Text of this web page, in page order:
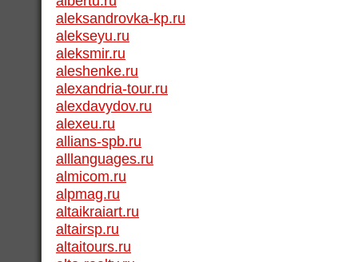
aleksandrovka-kp.ru
alekseyu.ru
aleksmir.ru
aleshenke.ru
alexandria-tour.ru
alexdavydov.ru
alexeu.ru
allians-spb.ru
alllanguages.ru
almicom.ru
alpmag.ru
altaikraiart.ru
altairsp.ru
altaitours.ru